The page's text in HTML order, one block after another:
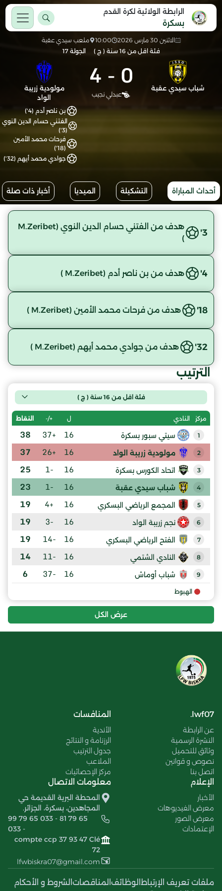
الرابطة الولائية لكرة القدم
بسكرة
الاثنين 30 مارس 2026 10:00
ملعب سيدي عقبة
فئة اقل من 16 سنة ( ج )
الجولة 17
شباب سيدي عقبة 0
-
4
عبدلي نجيب
مولودية زريبة
الواد
بن ناصر أدم (4')
الفتني حسام الدين النوي
(3')
فرحات محمد الأمين
(18')
جوادي محمد أيهم (32')
أحداث المباراة التشكيلة الميديا أخبار ذات صلة
3'
هدف من الفتني حسام الدين النوي (M.Zeribet
)
4' هدف من بن ناصر أدم (M.Zeribet )
18' هدف من فرحات محمد الأمين (M.Zeribet )
32' هدف من جوادي محمد أيهم (M.Zeribet )
الترتيب
فئة اقل من 16 سنة ( ج )
مركز النادي ل +/- النقاط
1 سيتي سبور بسكرة 16
+37
38
2 مولودية زريبة الواد 16
+26
37
3 اتحاد الكورس بسكرة 16
-1
25
4 شباب سيدي عقبة 16
-1
23
5 المجمع الرياضي البسكري 16
+4
19
6 نجم زريبة الواد 16
-3
19
7 الفتح الرياضي البسكري 16
-14
19
8 النادي الشتمي 16
-11
14
9 شباب أوماش 16
-37
6
الهبوط
عرض الكل
lwf07.
عن الرابطة
النشرة الرسمية
وثائق للتحميل
نصوص و قوانين
اتصل بنا
المنافسات
الأندية
الرزنامة و النتائج
جدول الترتيب
الملاعب
مركز الإحصائيات
الإعلام
الأخبار
معرض الفيديوهات
معرض الصور
الإعتمادات
معلومات الاتصال
المحطة البرية القديمة حي
المجاهدين، بسكرة، الجزائر.
99 79 65 033 - 81 79 65
033 -
compte ccp 37 93 47 Clé
72
lfwbiskra07@gmail.com
ملفات تعريف الإرتباط الوظائف المناقصات الشروط و الأحكام